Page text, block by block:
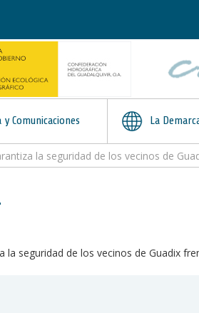
y Comunicaciones La
la seguridad de los vecinos de
la seguridad de los vecinos de Guadix